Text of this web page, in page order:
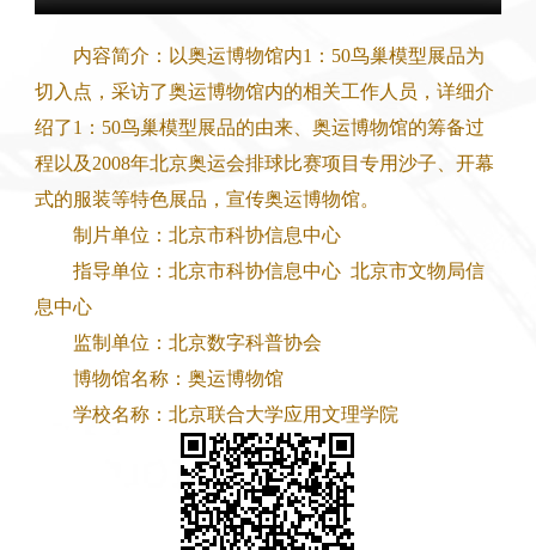
内容简介：以奥运博物馆内1：50鸟巢模型展品为
切入点，采访了奥运博物馆内的相关工作人员，详细介
绍了1：50鸟巢模型展品的由来、奥运博物馆的筹备过
程以及2008年北京奥运会排球比赛项目专用沙子、开幕
式的服装等特色展品，宣传奥运博物馆。
制片单位：北京市科协信息中心
指导单位：北京市科协信息中心 北京市文物局信
息中心
监制单位：北京数字科普协会
博物馆名称：奥运博物馆
学校名称：北京联合大学应用文理学院